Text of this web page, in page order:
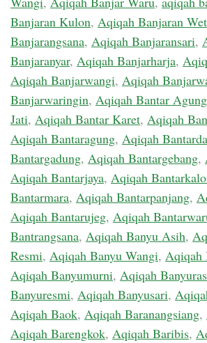
Banjaran Kulon, Aqiqah Banjaran
Banjarangsana, Aqiqah Banjaransari,
Banjaranyar, Aqiqah Banjarharja,
Aqiqah Banjarwangi, Aqiqah
Banjarwaringin, Aqiqah Bantar Agung
Jati, Aqiqah Bantar Karet, Aqiqah
Aqiqah Bantaragung, Aqiqah
Bantargadung, Aqiqah Bantargebang,
Aqiqah Bantarjaya, Aqiqah
Bantarmara, Aqiqah Bantarpanjang,
Aqiqah Bantarujeg, Aqiqah
Bantrangsana, Aqiqah Banyu Asih,
Resmi, Aqiqah Banyu Wangi, Aqiqah
Aqiqah Banyumurni, Aqiqah
Banyuresmi, Aqiqah Banyusari,
Aqiqah Baok, Aqiqah Baranangsiang,
Aqiqah Barengkok, Aqiqah Baribis,